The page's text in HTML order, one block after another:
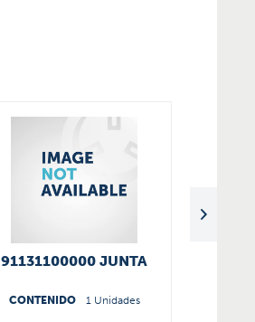
91131100000 JUNTA
CONTENIDO 1 Unidades